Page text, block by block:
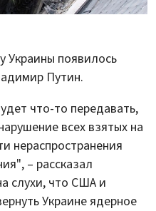
Украины появилось
Путин.
что-то передавать,
всех взятых на
нераспространения
– рассказал
слухи, что США и
Украине ядерное